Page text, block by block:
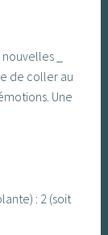
_
de coller au
Une
: 2 (soit